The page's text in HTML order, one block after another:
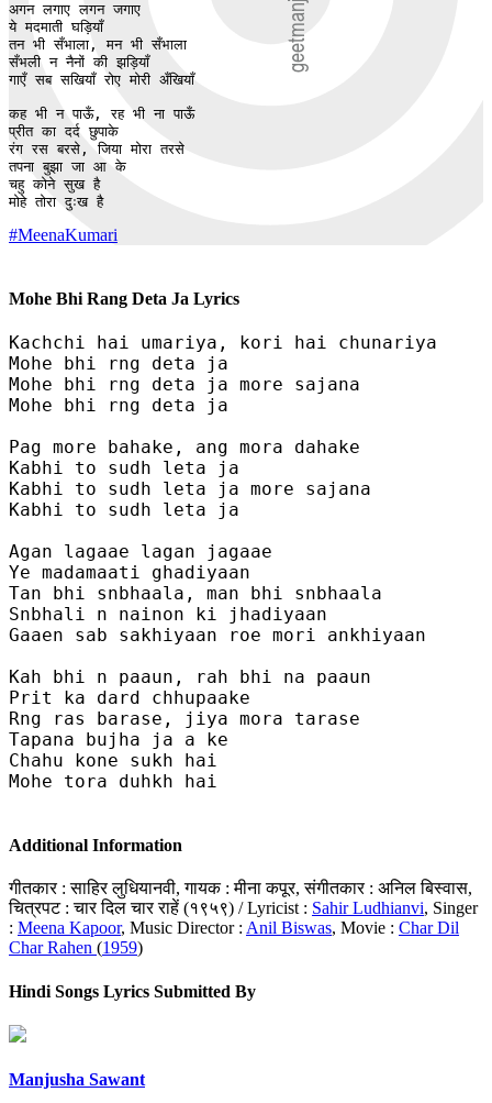
अगन लगाए लगन जगाए
ये मदमाती घड़ियाँ
तन भी सँभाला, मन भी सँभाला
सँभली न नैनों की झड़ियाँ
गाएँ सब सखियाँ रोए मोरी अँखियाँ
कह भी न पाऊँ, रह भी ना पाऊँ
प्रीत का दर्द छुपाके
रंग रस बरसे, जिया मोरा तरसे
तपना बुझा जा आ के
चहु कोने सुख है
मोहे तोरा दुःख है
#MeenaKumari
Mohe Bhi Rang Deta Ja Lyrics
Kachchi hai umariya, kori hai chunariya
Mohe bhi rng deta ja
Mohe bhi rng deta ja more sajana
Mohe bhi rng deta ja
Pag more bahake, ang mora dahake
Kabhi to sudh leta ja
Kabhi to sudh leta ja more sajana
Kabhi to sudh leta ja
Agan lagaae lagan jagaae
Ye madamaati ghadiyaan
Tan bhi snbhaala, man bhi snbhaala
Snbhali n nainon ki jhadiyaan
Gaaen sab sakhiyaan roe mori ankhiyaan
Kah bhi n paaun, rah bhi na paaun
Prit ka dard chhupaake
Rng ras barase, jiya mora tarase
Tapana bujha ja a ke
Chahu kone sukh hai
Mohe tora duhkh hai
Additional Information
गीतकार : साहिर लुधियानवी, गायक : मीना कपूर, संगीतकार : अनिल बिस्वास,
चित्रपट : चार दिल चार राहें (१९५९) / Lyricist : Sahir Ludhianvi, Singer
: Meena Kapoor, Music Director : Anil Biswas, Movie : Char Dil
Char Rahen (1959)
Hindi Songs Lyrics Submitted By
Manjusha Sawant